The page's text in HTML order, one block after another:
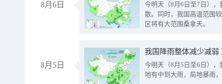
8月6日
今明天（8月6日至7日）
散。同时，我国高温范围
区将有大范围桑拿天。
8月5日
我国降雨整体减少减弱
今明天（8月5日至6日）
地有中到大雨，局地暴雨